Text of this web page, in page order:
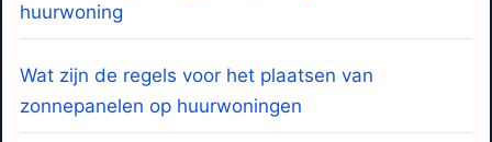
huurwoning
Wat zijn de regels voor het plaatsen van
zonnepanelen op huurwoningen